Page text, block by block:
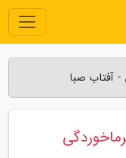
آفتاب صبا